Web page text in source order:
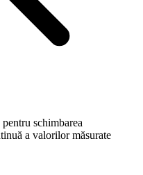
schimbarea
a valorilor măsurate